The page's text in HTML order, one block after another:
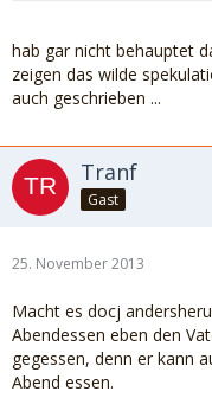
hab gar nicht behauptet
zeigen das wilde
auch geschrieben ...
Tranf
Gast
25. November 2013
Macht es docj
Abendessen eben den
gegessen, denn er kann
Abend essen.